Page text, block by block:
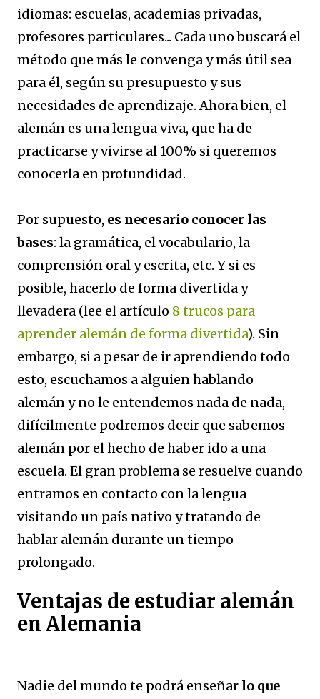
idiomas: escuelas, academias privadas,
profesores particulares... Cada uno buscará el
método que más le convenga y más útil sea
para él, según su presupuesto y sus
necesidades de aprendizaje. Ahora bien, el
alemán es una lengua viva, que ha de
practicarse y vivirse al 100% si queremos
conocerla en profundidad.
Por supuesto, es necesario conocer las
bases: la gramática, el vocabulario, la
comprensión oral y escrita, etc. Y si es
posible, hacerlo de forma divertida y
llevadera (lee el artículo 8 trucos para
aprender alemán de forma divertida). Sin
embargo, si a pesar de ir aprendiendo todo
esto, escuchamos a alguien hablando
alemán y no le entendemos nada de nada,
difícilmente podremos decir que sabemos
alemán por el hecho de haber ido a una
escuela. El gran problema se resuelve cuando
entramos en contacto con la lengua
visitando un país nativo y tratando de
hablar alemán durante un tiempo
prolongado.
Ventajas de estudiar alemán
en Alemania
Nadie del mundo te podrá enseñar lo que